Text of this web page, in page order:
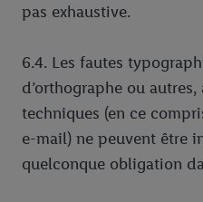
pas exhaustive.
6.4. Les fautes
d’orthographe ou
techniques (en ce
e-mail) ne peuvent être
quelconque obligation